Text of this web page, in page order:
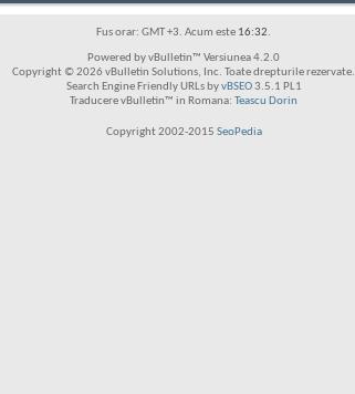
Fus orar: GMT +3. Acum este 16:32.
Powered by vBulletin™ Versiunea 4.2.0
Copyright © 2026 vBulletin Solutions, Inc. Toate drepturile rezervate.
Search Engine Friendly URLs byvBSEO3.5.1 PL1
Traducere vBulletin™ in Romana: Teascu Dorin
Copyright 2002-2015 SeoPedia